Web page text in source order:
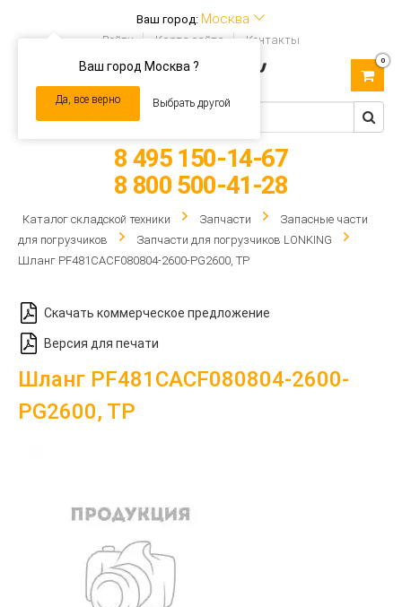
Ваш город: Москва
Ваш город Москва ?
Да, все верно Выбрать другой
Войти Карта сайта Контакты
navigation
0
8 495 150-14-67
8 800 500-41-28
Каталог складской техники Запчасти
Запасные части
для погрузчиков
Запчасти для погрузчиков LONKING
Шланг PF481CACF080804-2600-PG2600, TP
Скачать коммерческое предложение
Версия для печати
Шланг PF481CACF080804-2600-
PG2600, TP